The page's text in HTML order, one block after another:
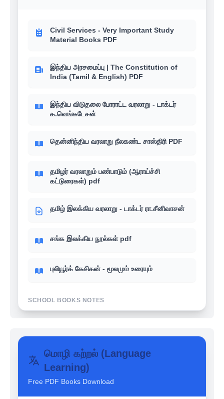
Civil Services - Very Important Study
Material Books PDF
இந்திய அரசமைப்பு | The Constitution of
India (Tamil & English) PDF
இந்திய விடுதலை போராட்ட வரலாறு - டாக்டர்
க.வெங்கடேசன்
தென்னிந்திய வரலாறு நீலகண்ட சாஸ்திரி PDF
தமிழர் வரலாறும் பண்பாடும் (ஆராய்ச்சி
கட்டுரைகள்) pdf
தமிழ் இலக்கிய வரலாறு - டாக்டர் ரா.சீனிவாசன்
சங்க இலக்கிய நூல்கள் pdf
புலியூர்க் கேசிகன் - மூலமும் உரையும்
SCHOOL BOOKS NOTES
books வரலாறு (History)
உங்களுக்கு தெரியுமா? - 6th-12th School
books பொருளாதாரம் (Economics)
மொழி கற்றல் (Language
Learning)
Free PDF Books Download